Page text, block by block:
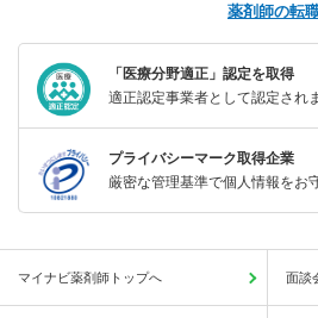
薬剤師の転
「医療分野適正」認定を取得
適正認定事業者として認定され
プライバシーマーク取得企業
厳密な管理基準で個人情報をお
マイナビ薬剤師トップへ 面談